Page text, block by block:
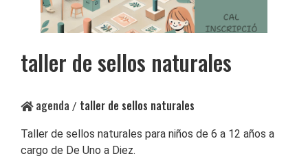
taller de sellos naturales
agenda / taller de sellos naturales
Taller de sellos naturales para niños de 6 a 12 años a
cargo de De Uno a Diez.